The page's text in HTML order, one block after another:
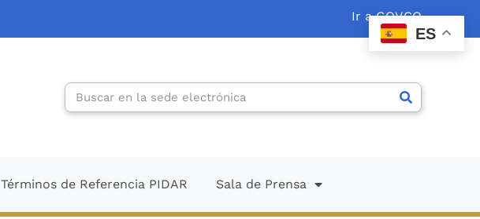
Ir a GOV.CO
Search
Términos de Referencia PIDAR Sala de Prensa
ES